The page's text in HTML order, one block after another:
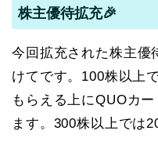
株主優待拡充🎉
今回拡充された株主優
けてです。100株以上
もらえる上にQUOカ
ます。300株以上では